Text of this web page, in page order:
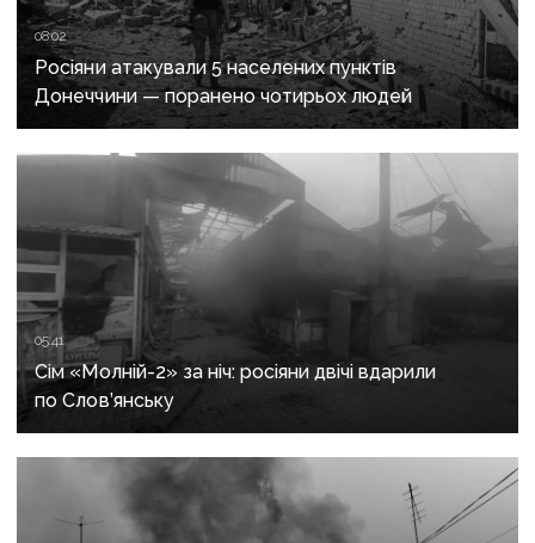
08:02
Росіяни атакували 5 населених пунктів
Донеччини — поранено чотирьох людей
05:41
Сім «Молній-2» за ніч: росіяни двічі вдарили
по Слов’янську